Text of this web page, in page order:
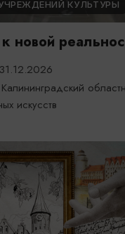
КУЛЬТУРЫ
новой
искусств